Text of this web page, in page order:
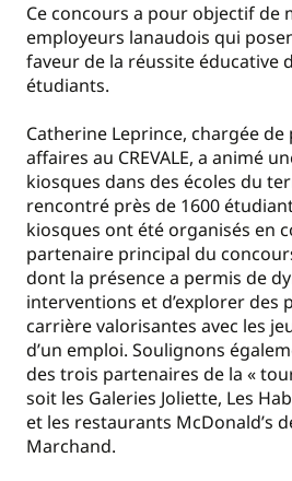
Ce concours a pour objectif de
employeurs lanaudois qui
faveur de la réussite éducative
étudiants.
Catherine Leprince, chargée
affaires au CREVALE, a animé
kiosques dans des écoles du
rencontré près de 1600
kiosques ont été organisés en
partenaire principal du
dont la présence a permis de
interventions et d’explorer des
carrière valorisantes avec les
d’un emploi. Soulignons
des trois partenaires de la «
soit les Galeries Joliette, Les
et les restaurants McDonald’s
Marchand.